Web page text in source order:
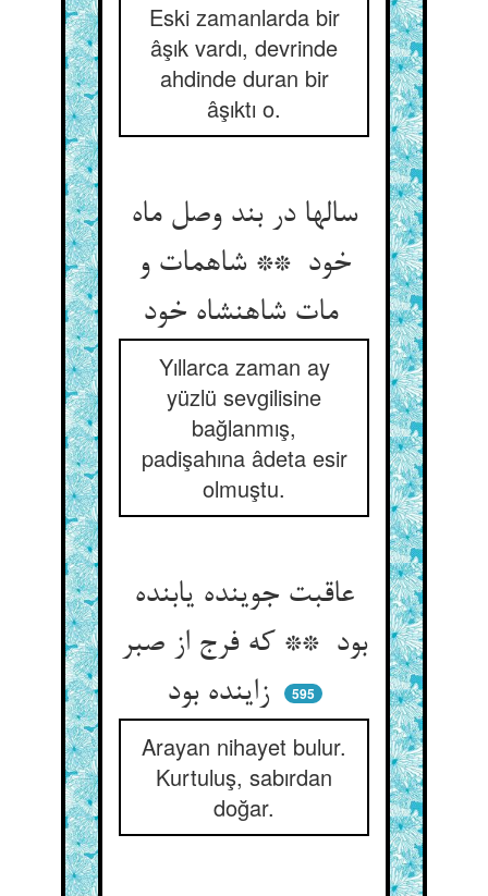
Eski zamanlarda bir
âşık vardı, devrinde
ahdinde duran bir
âşıktı o.
سالها در بند وصل ماه
خود ** شاهمات و
مات شاهنشاه خود
Yıllarca zaman ay
yüzlü sevgilisine
bağlanmış,
padişahına âdeta esir
olmuştu.
عاقبت جوینده یابنده
بود ** که فرج از صبر
زاینده بود
595
Arayan nihayet bulur.
Kurtuluş, sabırdan
doğar.